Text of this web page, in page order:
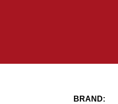
BRAND: